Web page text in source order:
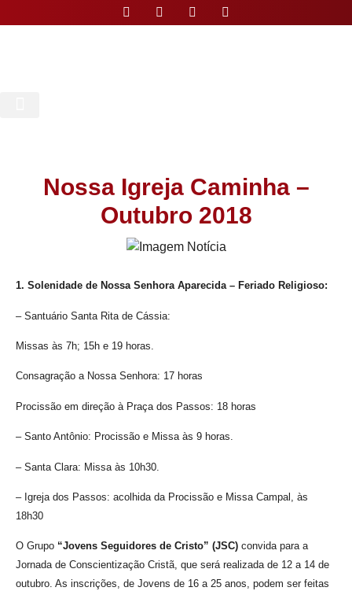
Nossa Igreja Caminha –
Outubro 2018
1. Solenidade de Nossa Senhora Aparecida – Feriado Religioso:
– Santuário Santa Rita de Cássia:
Missas às 7h; 15h e 19 horas.
Consagração a Nossa Senhora: 17 horas
Procissão em direção à Praça dos Passos: 18 horas
– Santo Antônio: Procissão e Missa às 9 horas.
– Santa Clara: Missa às 10h30.
– Igreja dos Passos: acolhida da Procissão e Missa Campal, às
18h30
O Grupo “Jovens Seguidores de Cristo” (JSC) convida para a
Jornada de Conscientização Cristã, que será realizada de 12 a 14 de
outubro. As inscrições, de Jovens de 16 a 25 anos, podem ser feitas